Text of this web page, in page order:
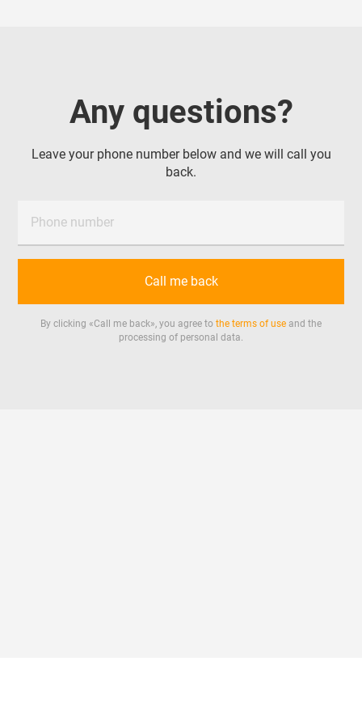
Any questions?
Leave your phone number below and we will call you
back.
Phone number
Call me back
By clicking «Call me back», you agree to the terms of use and the
processing of personal data.